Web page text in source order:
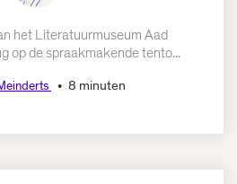
het Literatuurmuseum Aad
op de spraakmakende tento...
8 minuten